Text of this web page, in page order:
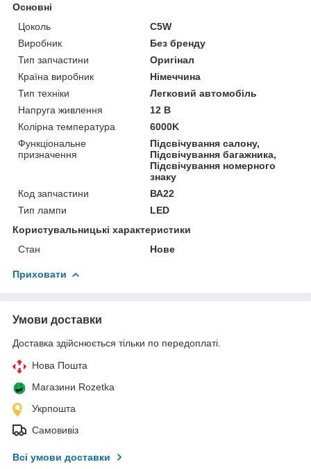
Основні
Цоколь
C5W
Виробник
Без бренду
Тип запчастини
Оригінал
Країна виробник
Німеччина
Тип техніки
Легковий автомобіль
Напруга живлення
12 В
Колірна температура
6000K
Функціональне
призначення
Підсвічування салону,
Підсвічування багажника,
Підсвічування номерного
знаку
Код запчастини
ВА22
Тип лампи
LED
Користувальницькі характеристики
Стан
Нове
Приховати
Умови доставки
Доставка здійснюється тільки по передоплаті.
Нова Пошта
Магазини Rozetka
Укрпошта
Самовивіз
Всі умови доставки